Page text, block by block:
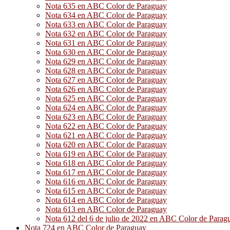
Nota 635 en ABC Color de Paraguay
Nota 634 en ABC Color de Paraguay
Nota 633 en ABC Color de Paraguay
Nota 632 en ABC Color de Paraguay
Nota 631 en ABC Color de Paraguay
Nota 630 en ABC Color de Paraguay
Nota 629 en ABC Color de Paraguay
Nota 628 en ABC Color de Paraguay
Nota 627 en ABC Color de Paraguay
Nota 626 en ABC Color de Paraguay
Nota 625 en ABC Color de Paraguay
Nota 624 en ABC Color de Paraguay
Nota 623 en ABC Color de Paraguay
Nota 622 en ABC Color de Paraguay
Nota 621 en ABC Color de Paraguay
Nota 620 en ABC Color de Paraguay
Nota 619 en ABC Color de Paraguay
Nota 618 en ABC Color de Paraguay
Nota 617 en ABC Color de Paraguay
Nota 616 en ABC Color de Paraguay
Nota 615 en ABC Color de Paraguay
Nota 614 en ABC Color de Paraguay
Nota 613 en ABC Color de Paraguay
Nota 612 del 6 de julio de 2022 en ABC Color de
Nota 724 en ABC Color de Paraguay